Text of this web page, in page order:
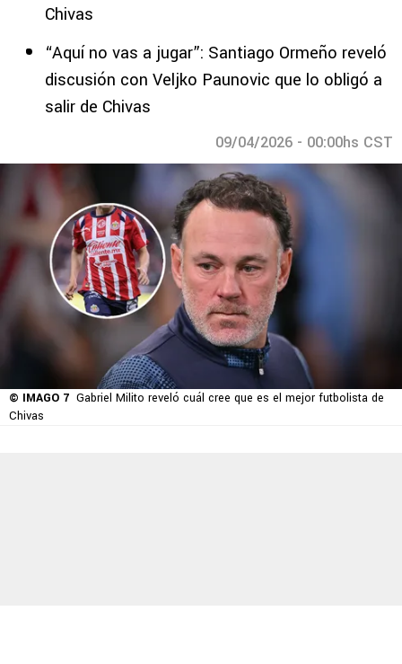
Chivas
“Aquí no vas a jugar”: Santiago Ormeño reveló
discusión con Veljko Paunovic que lo obligó a
salir de Chivas
09/04/2026 - 00:00hs CST
© IMAGO 7 Gabriel Milito reveló cuál cree que es el mejor futbolista de
Chivas